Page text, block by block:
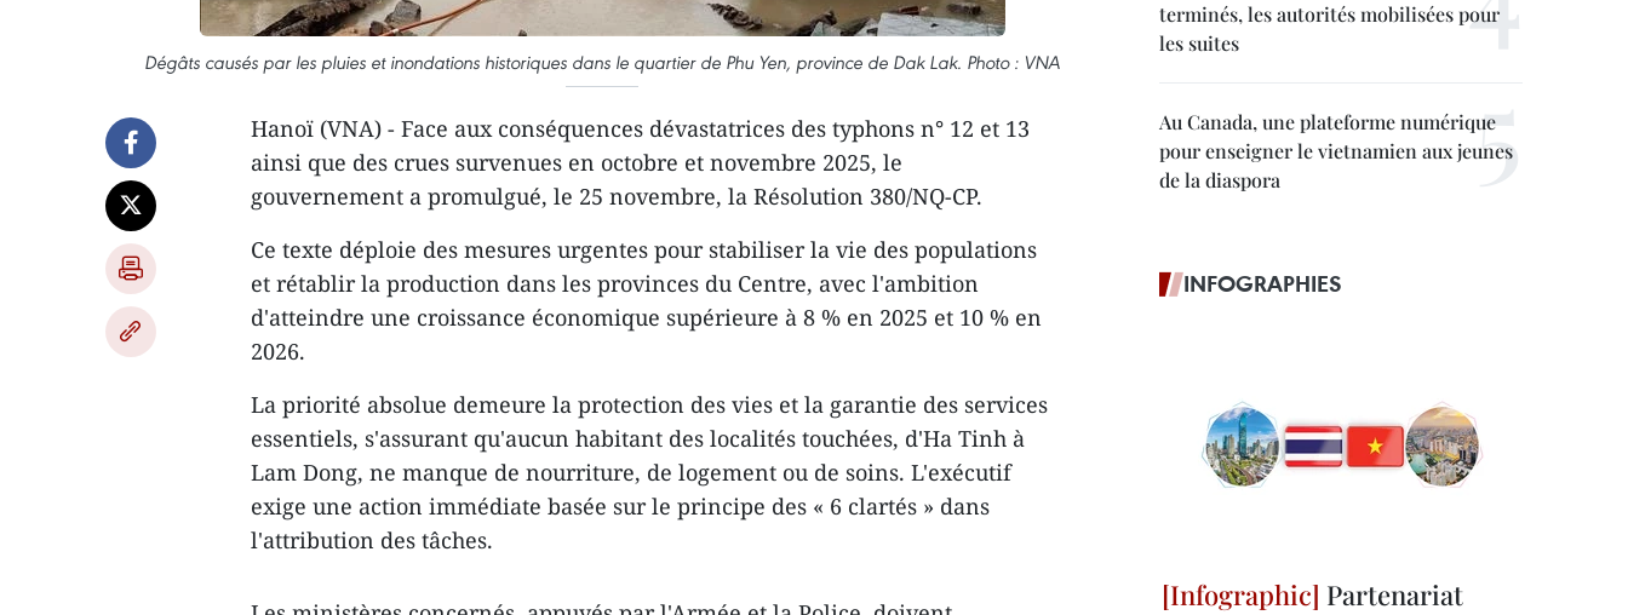
Dégâts causés par les pluies et inondations historiques dans le quartier de Phu Yen, province de Dak Lak. Photo : VNA
Hanoï (VNA) - Face aux conséquences dévastatrices des typhons n° 12 et 13
ainsi que des crues survenues en octobre et novembre 2025, le
gouvernement a promulgué, le 25 novembre, la Résolution 380/NQ-CP.
Ce texte déploie des mesures urgentes pour stabiliser la vie des populations
et rétablir la production dans les provinces du Centre, avec l'ambition
d'atteindre une croissance économique supérieure à 8 % en 2025 et 10 % en
2026.
La priorité absolue demeure la protection des vies et la garantie des services
essentiels, s'assurant qu'aucun habitant des localités touchées, d'Ha Tinh à
Lam Dong, ne manque de nourriture, de logement ou de soins. L'exécutif
exige une action immédiate basée sur le principe des « 6 clartés » dans
l'attribution des tâches.
terminés, les autorités mobilisées pour
les suites
Au Canada, une plateforme numérique
pour enseigner le vietnamien aux jeunes
de la diaspora
INFOGRAPHIES
Partenariat